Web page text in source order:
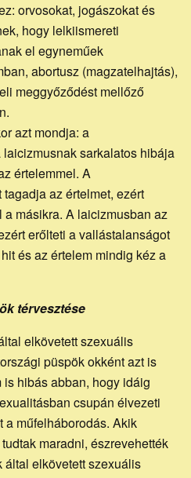
orvosokat, jogászokat és
hogy lelkiismereti
el egyneműek
abortusz (magzatelhajtás),
meggyőződést mellőző
azt mondja: a
sarkalatos hibája
értelemmel. A
az értelmet, ezért
másikra. A laicizmusban az
erőlteti a vallástalanságot
és az értelem mindig kéz a
térvesztése
elkövetett szexuális
püspök okként azt is
hibás abban, hogy idáig
csupán élvezeti
a műfelháborodás. Akik
maradni, észrevehették
által elkövetett szexuális